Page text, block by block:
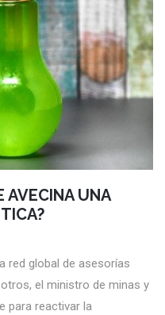
AVECINA UNA
red global de asesorías
el ministro de minas y
para reactivar la